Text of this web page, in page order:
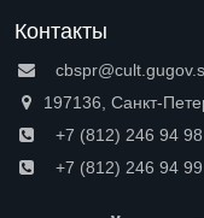
Контакты
197136, Санкт-
+7 (812) 246 94 98
+7 (812) 246 94 99